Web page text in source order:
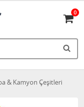
0
& Kamyon Çeşitleri